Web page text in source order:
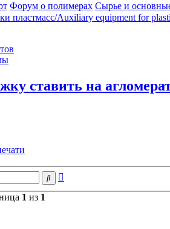
Форум о полимерах Сырье и
пластмасс/Auxiliary equipment for
ставить на
Поиск
1 из 1